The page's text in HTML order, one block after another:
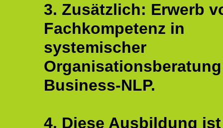
3. Zusätzlich: Erwerb
Fachkompetenz in
systemischer
Business-NLP.
4. Diese Ausbildung